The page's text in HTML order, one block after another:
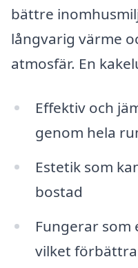
bättre
långvarig värme
atmosfär. En
Effektiv och
genom hela
Estetik som
bostad
Fungerar
vilket